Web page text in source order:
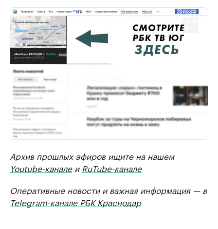
Архив прошлых эфиров ищите на нашем
Youtube-каналеи RuTube-канале
Оперативные новости и важная информация — в
Telegram-канале РБК Краснодар